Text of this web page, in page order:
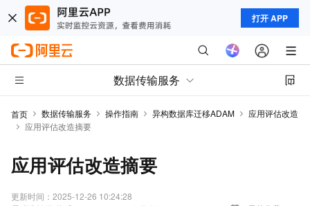
打开 APP
数据传输服务
首页 数据传输服务 操作指南 异构数据库迁移ADAM
应用评估改造
应用评估改造摘要
应用评估改造摘要
更新时间： 2025-12-26 10:24:28